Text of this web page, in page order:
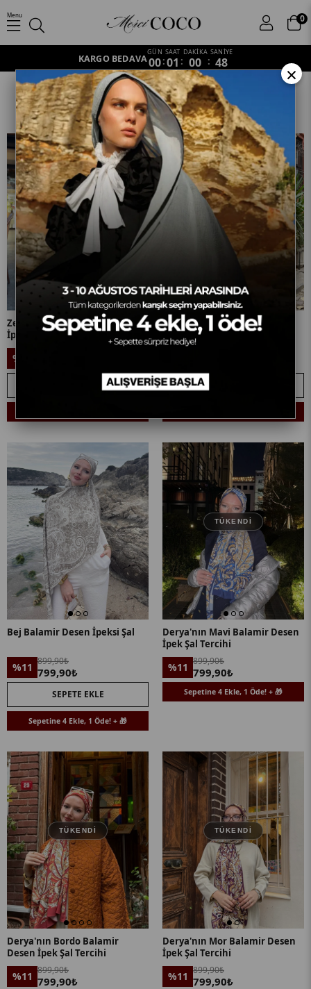
0
Menu
KARGO BEDAVA
GÜN
00:
SAAT
01 :
DAKİKA
00 :
SANİYE
47
Balamir Desen
Anasayfa Şal İpeksi Şal Balamir Desen
Zeynep'in Haki Balamir Desen
İpek Şal Tercihi
%11
Derya'nın Acı Kahve Balamir
Desen İpek Şal Tercihi
Bej Balamir Desen İpeksi Şal
%11 899,90₺
799,90₺
SEPETE EKLE
Sepetine 4 Ekle, 1 Öde! + 🎁
TÜKENDI
Derya'nın Mavi Balamir Desen
İpek Şal Tercihi
%11 899,90₺
799,90₺
Sepetine 4 Ekle, 1 Öde! + 🎁
TÜKENDI
Derya'nın Bordo Balamir
Desen İpek Şal Tercihi
%11 899,90₺
799,90₺
TÜKENDI
Derya'nın Mor Balamir Desen
İpek Şal Tercihi
%11 899,90₺
799,90₺
×